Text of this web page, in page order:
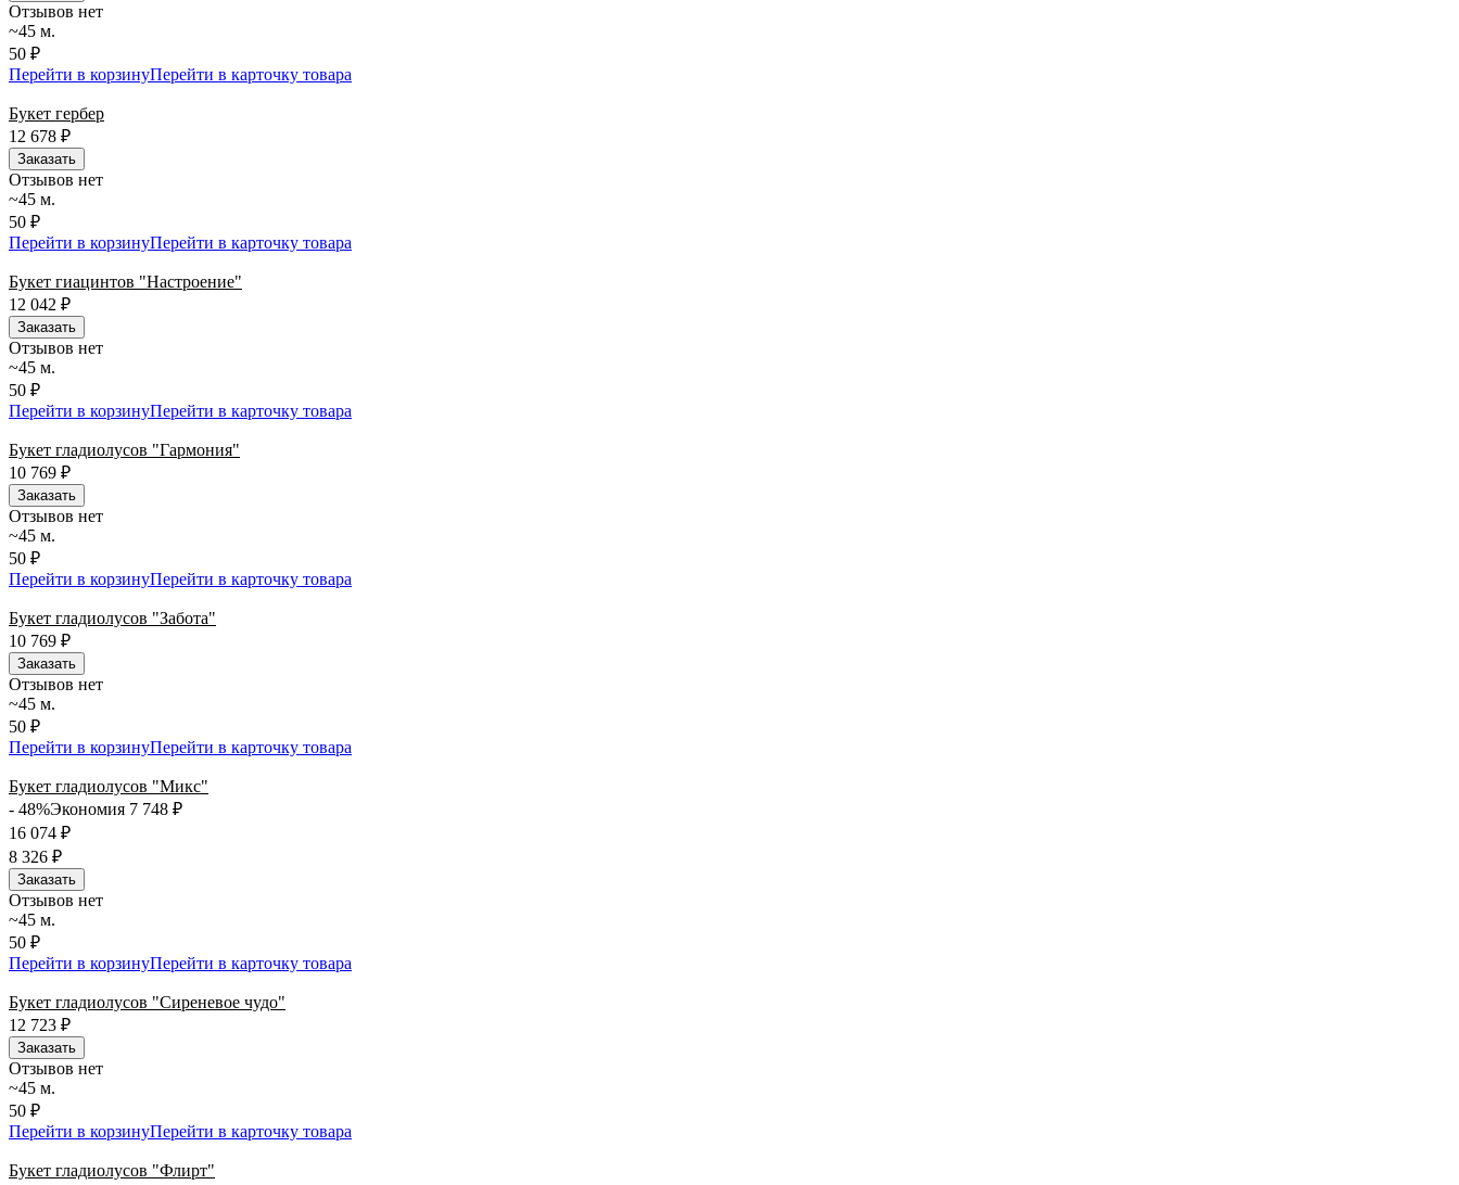
Отзывов нет
~45 м.
50 ₽
Перейти в корзинуПерейти в карточку товара
Букет гербер
12 678 ₽
Заказать
Отзывов нет
~45 м.
50 ₽
Перейти в корзинуПерейти в карточку товара
Букет гиацинтов "Настроение"
12 042 ₽
Заказать
Отзывов нет
~45 м.
50 ₽
Перейти в корзинуПерейти в карточку товара
Букет гладиолусов "Гармония"
10 769 ₽
Заказать
Отзывов нет
~45 м.
50 ₽
Перейти в корзинуПерейти в карточку товара
Букет гладиолусов "Забота"
10 769 ₽
Заказать
Отзывов нет
~45 м.
50 ₽
Перейти в корзинуПерейти в карточку товара
Букет гладиолусов "Микс"
- 48%Экономия 7 748 ₽
16 074 ₽
8 326 ₽
Заказать
Отзывов нет
~45 м.
50 ₽
Перейти в корзинуПерейти в карточку товара
Букет гладиолусов "Сиреневое чудо"
12 723 ₽
Заказать
Отзывов нет
~45 м.
50 ₽
Перейти в корзинуПерейти в карточку товара
Букет гладиолусов "Флирт"